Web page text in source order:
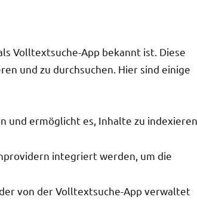
Volltextsuche-App bekannt ist. Diese
und zu durchsuchen. Hier sind einige
und ermöglicht es, Inhalte zu indexieren
integriert werden, um die
von der Volltextsuche-App verwaltet